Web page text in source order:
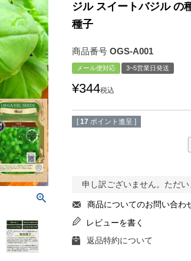
ジル スイートバジル の
種子
商品番号 OGS-A001
メール便対応 3~5営業日発送
¥344税込
[ 17 ポイント進呈 ]
申し訳ございません。ただい
商品についてのお問い合わ
レビューを書く
返品特約について